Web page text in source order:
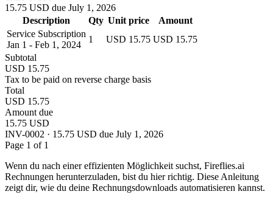
15.75 USD due July 1, 2026
Description
Qty Unit price
Amount
Service Subscription
Jan 1 - Feb 1, 2024
1 USD 15.75 USD 15.75
Subtotal
USD 15.75
Tax to be paid on reverse charge basis
Total
USD 15.75
Amount due
15.75 USD
INV-0002 · 15.75 USD due July 1, 2026
Page 1 of 1
Wenn du nach einer effizienten Möglichkeit suchst, Fireflies.ai
Rechnungen herunterzuladen, bist du hier richtig. Diese Anleitung
zeigt dir, wie du deine Rechnungsdownloads automatisieren kannst.